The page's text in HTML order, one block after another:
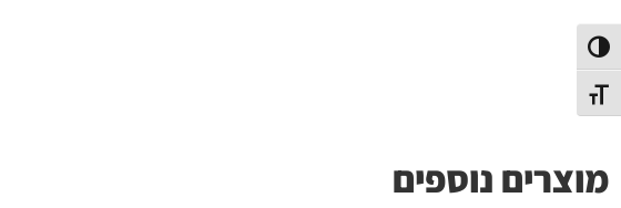
הפעל/כבה ניגודיות גבוהה
מתג גודל גופן
מוצרים נוספים